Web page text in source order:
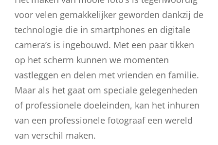
voor velen gemakkelijker geworden dankzij de
technologie die in smartphones en digitale
camera’s is ingebouwd. Met een paar tikken
op het scherm kunnen we momenten
vastleggen en delen met vrienden en familie.
Maar als het gaat om speciale gelegenheden
of professionele doeleinden, kan het inhuren
van een professionele fotograaf een wereld
van verschil maken.